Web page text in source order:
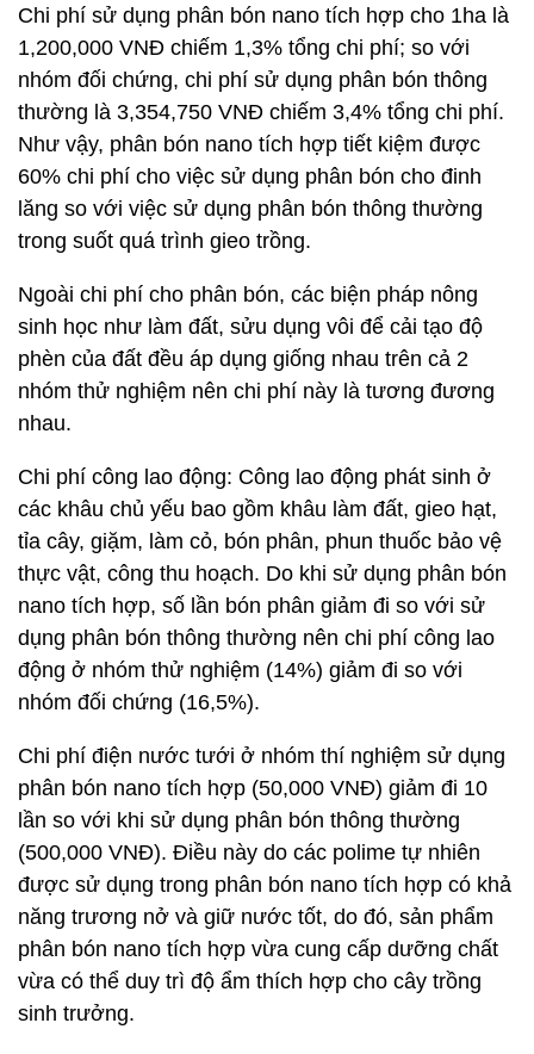
Chi phí sử dụng phân bón nano tích hợp cho 1ha là
1,200,000 VNĐ chiếm 1,3% tổng chi phí; so với
nhóm đối chứng, chi phí sử dụng phân bón thông
thường là 3,354,750 VNĐ chiếm 3,4% tổng chi phí.
Như vậy, phân bón nano tích hợp tiết kiệm được
60% chi phí cho việc sử dụng phân bón cho đinh
lăng so với việc sử dụng phân bón thông thường
trong suốt quá trình gieo trồng.
Ngoài chi phí cho phân bón, các biện pháp nông
sinh học như làm đất, sửu dụng vôi để cải tạo độ
phèn của đất đều áp dụng giống nhau trên cả 2
nhóm thử nghiệm nên chi phí này là tương đương
nhau.
Chi phí công lao động: Công lao động phát sinh ở
các khâu chủ yếu bao gồm khâu làm đất, gieo hạt,
tỉa cây, giặm, làm cỏ, bón phân, phun thuốc bảo vệ
thực vật, công thu hoạch. Do khi sử dụng phân bón
nano tích hợp, số lần bón phân giảm đi so với sử
dụng phân bón thông thường nên chi phí công lao
động ở nhóm thử nghiệm (14%) giảm đi so với
nhóm đối chứng (16,5%).
Chi phí điện nước tưới ở nhóm thí nghiệm sử dụng
phân bón nano tích hợp (50,000 VNĐ) giảm đi 10
lần so với khi sử dụng phân bón thông thường
(500,000 VNĐ). Điều này do các polime tự nhiên
được sử dụng trong phân bón nano tích hợp có khả
năng trương nở và giữ nước tốt, do đó, sản phẩm
phân bón nano tích hợp vừa cung cấp dưỡng chất
vừa có thể duy trì độ ẩm thích hợp cho cây trồng
sinh trưởng.